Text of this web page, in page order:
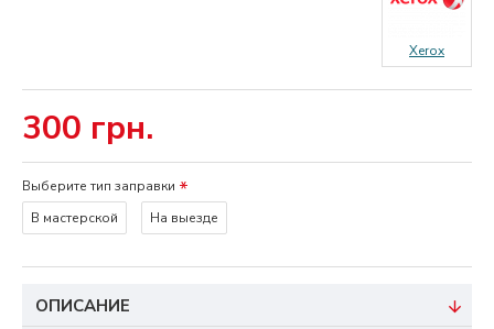
300 грн.
Xerox
Выберите тип заправки
В мастерской
На выезде
ОПИСАНИЕ